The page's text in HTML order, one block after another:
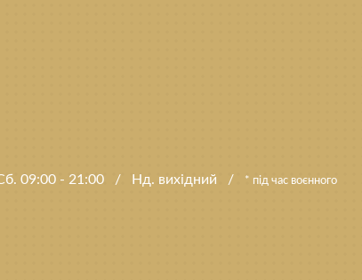
09:00 - 21:00 / Нд. вихідний /
* під час воєнного